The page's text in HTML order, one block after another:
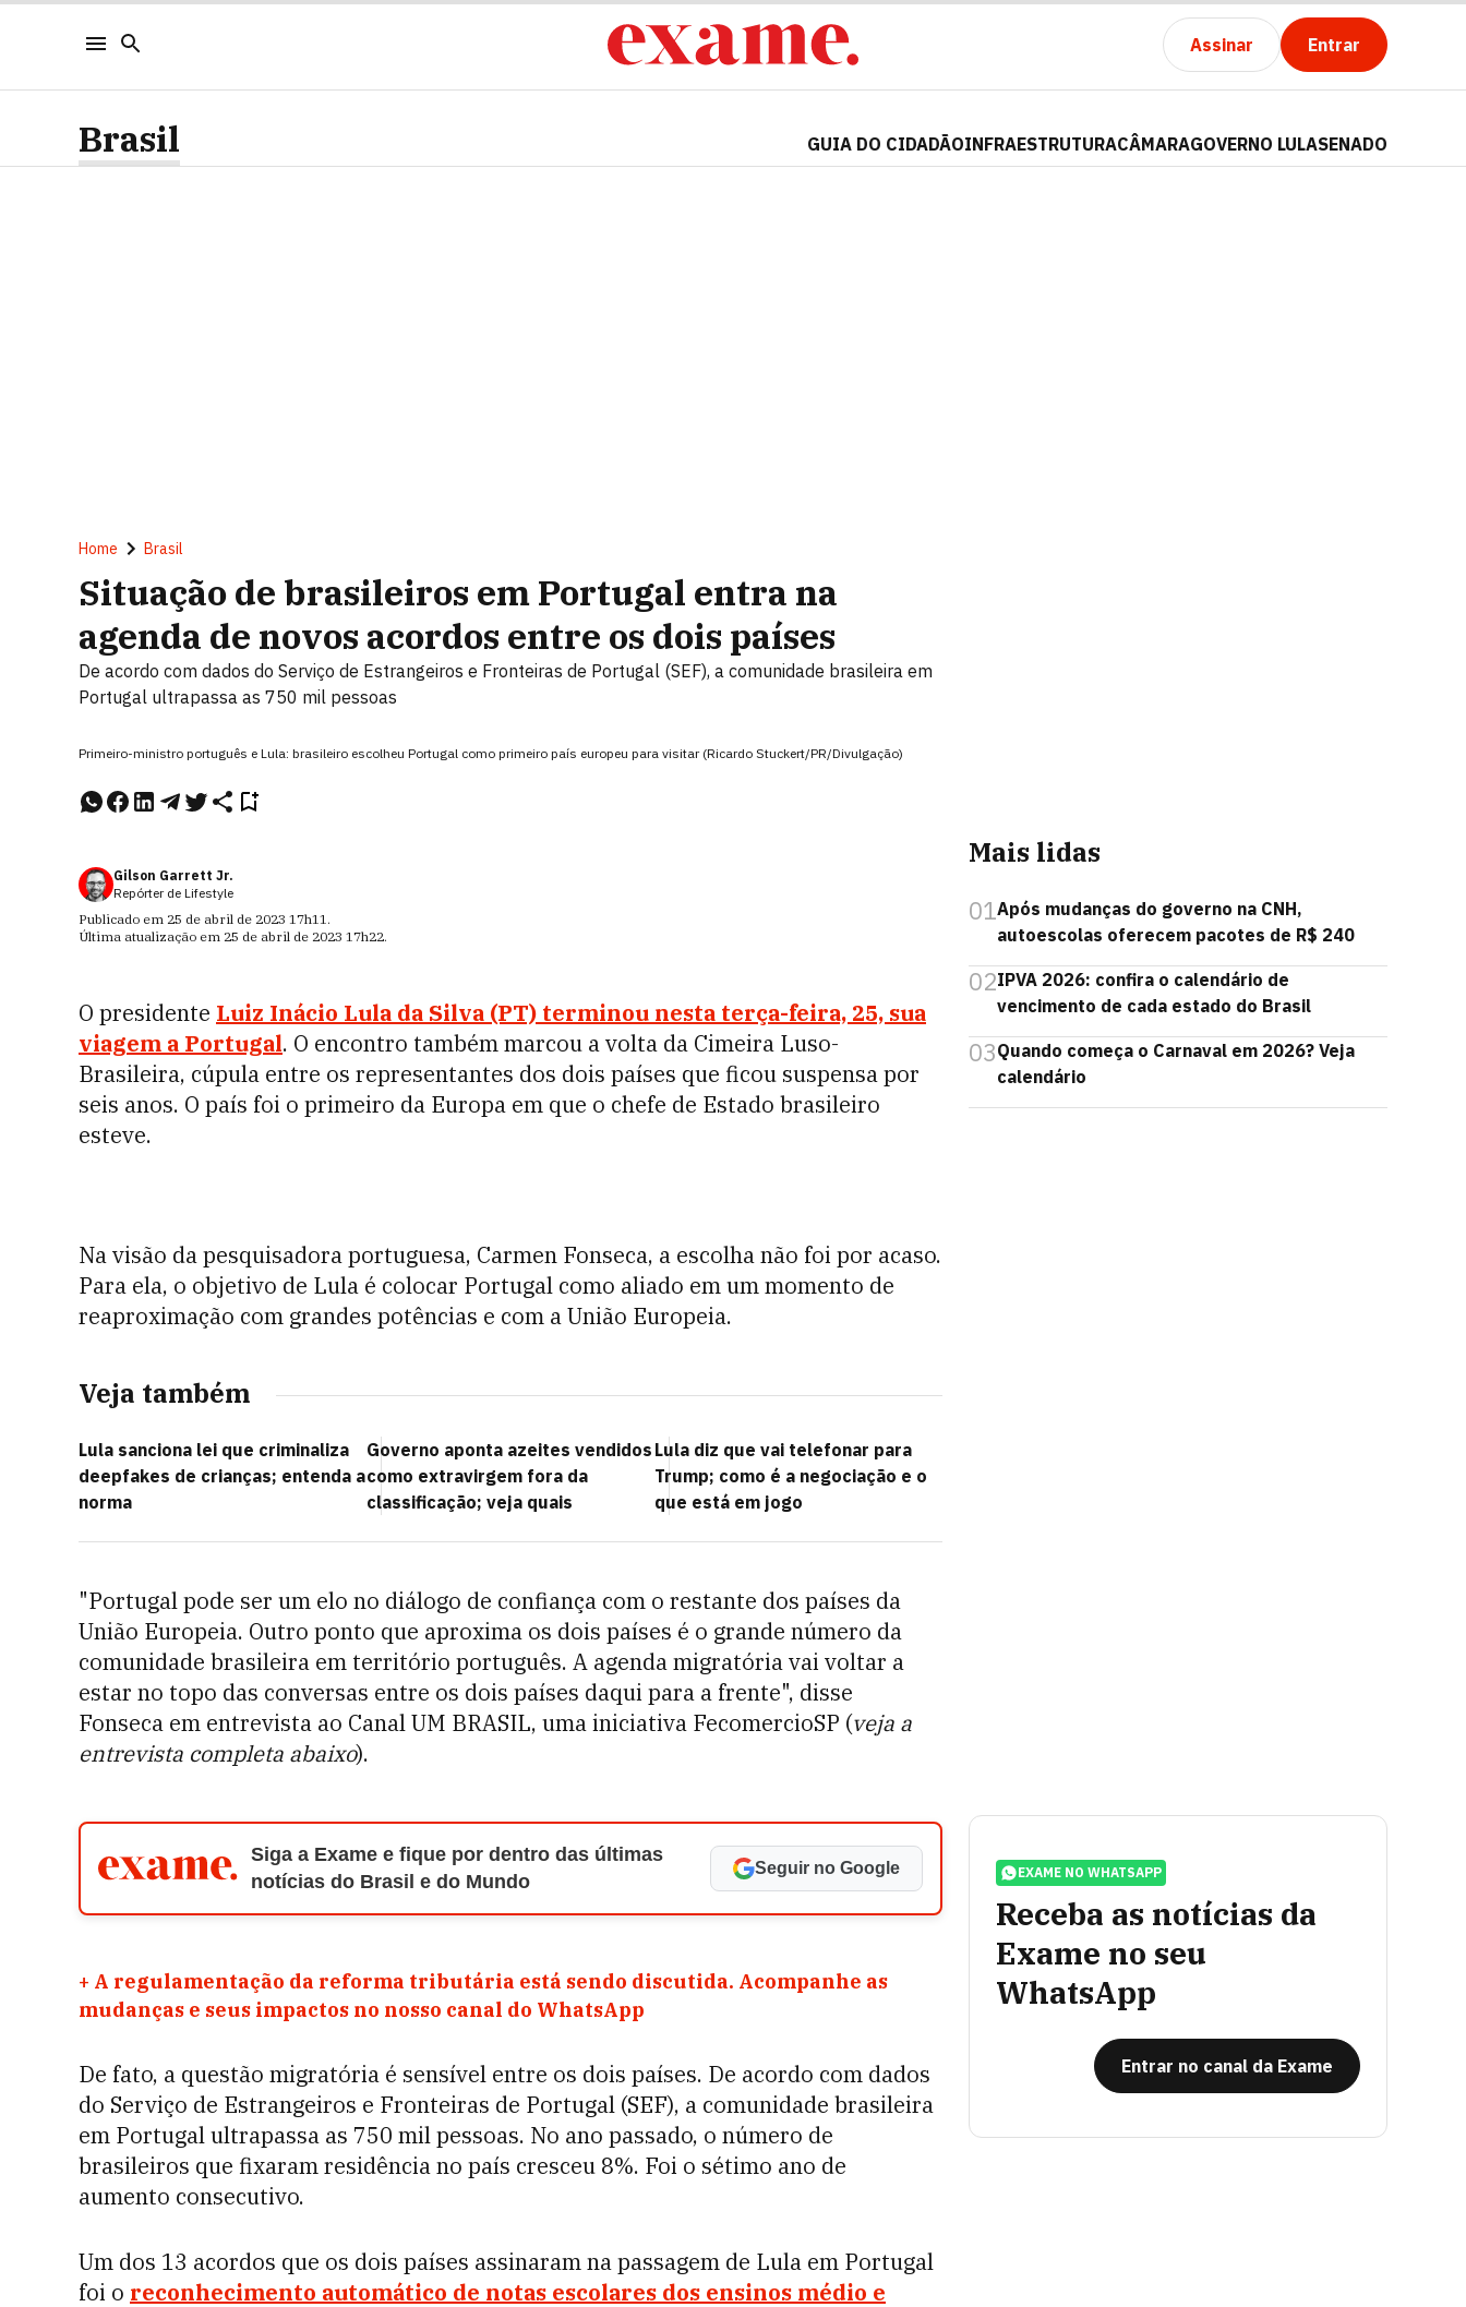
Assinar Entrar
Brasil GUIA DO CIDADÃOINFRAESTRUTURACÂMARAGOVERNO LULASENADO
Home Brasil
Situação de brasileiros em Portugal entra na
agenda de novos acordos entre os dois países
De acordo com dados do Serviço de Estrangeiros e Fronteiras de Portugal (SEF), a comunidade brasileira em
Portugal ultrapassa as 750 mil pessoas
Primeiro-ministro português e Lula: brasileiro escolheu Portugal como primeiro país europeu para visitar (Ricardo Stuckert/PR/Divulgação)
Gilson Garrett Jr.
Repórter de Lifestyle
Publicado em 25 de abril de 2023 17h11.
Última atualização em 25 de abril de 2023 17h22.
O presidente Luiz Inácio Lula da Silva (PT) terminou nesta terça-feira, 25, sua
viagem a Portugal. O encontro também marcou a volta da Cimeira Luso-
Brasileira, cúpula entre os representantes dos dois países que ficou suspensa por
seis anos. O país foi o primeiro da Europa em que o chefe de Estado brasileiro
esteve.
Na visão da pesquisadora portuguesa, Carmen Fonseca, a escolha não foi por acaso.
Para ela, o objetivo de Lula é colocar Portugal como aliado em um momento de
reaproximação com grandes potências e com a União Europeia.
Veja também
Lula sanciona lei que criminaliza
deepfakes de crianças; entenda a
norma
Governo aponta azeites vendidos
como extravirgem fora da
classificação; veja quais
Lula diz que vai telefonar para
Trump; como é a negociação e o
que está em jogo
"Portugal pode ser um elo no diálogo de confiança com o restante dos países da
União Europeia. Outro ponto que aproxima os dois países é o grande número da
comunidade brasileira em território português. A agenda migratória vai voltar a
estar no topo das conversas entre os dois países daqui para a frente", disse
Fonseca em entrevista ao Canal UM BRASIL, uma iniciativa FecomercioSP (veja a
entrevista completa abaixo).
Siga a Exame e fique por dentro das últimas
notícias do Brasil e do Mundo
Seguir no Google
+ A regulamentação da reforma tributária está sendo discutida. Acompanhe as
mudanças e seus impactos no nosso canal do WhatsApp
De fato, a questão migratória é sensível entre os dois países. De acordo com dados
do Serviço de Estrangeiros e Fronteiras de Portugal (SEF), a comunidade brasileira
em Portugal ultrapassa as 750 mil pessoas. No ano passado, o número de
brasileiros que fixaram residência no país cresceu 8%. Foi o sétimo ano de
aumento consecutivo.
Um dos 13 acordos que os dois países assinaram na passagem de Lula em Portugal
foi o reconhecimento automático de notas escolares dos ensinos médio e
Mais lidas
01Após mudanças do governo na CNH,
autoescolas oferecem pacotes de R$ 240
02IPVA 2026: confira o calendário de
vencimento de cada estado do Brasil
03Quando começa o Carnaval em 2026? Veja
calendário
EXAME NO WHATSAPP
Receba as notícias da
Exame no seu
WhatsApp
Entrar no canal da Exame